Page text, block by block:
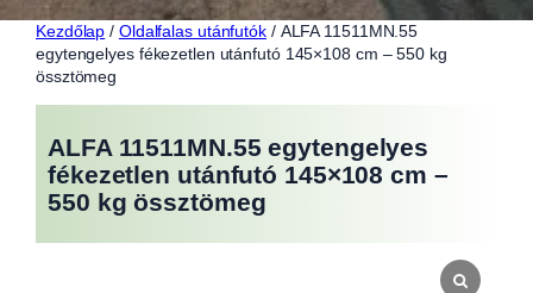
Kezdőlap / Oldalfalas utánfutók/ ALFA 11511MN.55
egytengelyes fékezetlen utánfutó 145×108 cm – 550 kg
össztömeg
ALFA 11511MN.55 egytengelyes
fékezetlen utánfutó 145×108 cm –
550 kg össztömeg